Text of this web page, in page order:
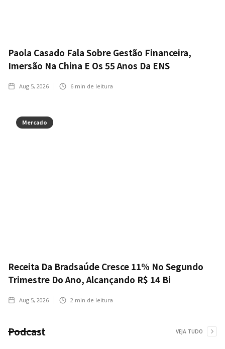
Paola Casado Fala Sobre Gestão Financeira,
Imersão Na China E Os 55 Anos Da ENS
Aug 5, 2026 6 min de leitura
Mercado
Receita Da Bradsaúde Cresce 11% No Segundo
Trimestre Do Ano, Alcançando R$ 14 Bi
Aug 5, 2026 2 min de leitura
Podcast VEJA TUDO